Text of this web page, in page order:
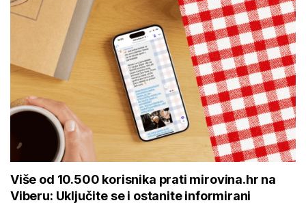
Više od 10.500 korisnika prati mirovina.hr na
Viberu: Uključite se i ostanite informirani